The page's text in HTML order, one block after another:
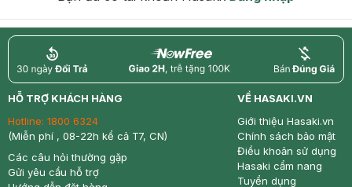
return nowfree price
HỖ TRỢ KHÁCH HÀNG
Hotline: 1800 6324
(Miễn phí , 08-22h kể cả T7, CN)
Các câu hỏi thường gặp
Gửi yêu cầu hỗ trợ
VỀ HASAKI.VN
Giới thiệu Hasaki.vn
Chính sách bảo mật
Điều khoản sử dụng
Hasaki cẩm nang
Tuyển dụng